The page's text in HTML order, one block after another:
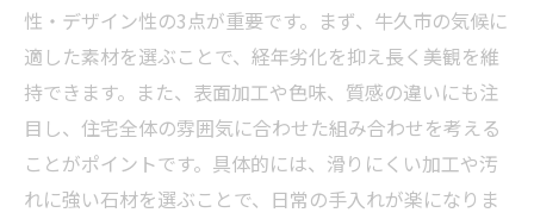
性・デザイン性の3点が重要です。まず、牛久市の気候に
適した素材を選ぶことで、経年劣化を抑え長く美観を維
持できます。また、表面加工や色味、質感の違いにも注
目し、住宅全体の雰囲気に合わせた組み合わせを考える
ことがポイントです。具体的には、滑りにくい加工や汚
れに強い石材を選ぶことで、日常の手入れが楽になりま